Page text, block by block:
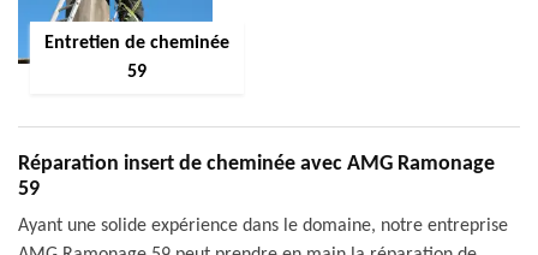
Entretien de cheminée
59
Réparation insert de cheminée avec AMG Ramonage
59
Ayant une solide expérience dans le domaine, notre entreprise